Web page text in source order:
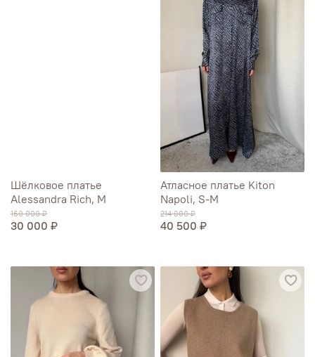
Шёлковое платье
Alessandra Rich, М
160 000 ₽
30 000 ₽
Атласное платье Kiton
Napoli, S-M
214 000 ₽
40 500 ₽